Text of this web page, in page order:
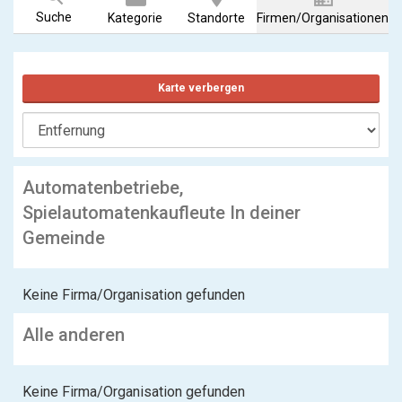
Suche Kategorie Standorte Firmen/Organisationen
Karte verbergen
Automatenbetriebe,
Spielautomatenkaufleute In deiner
Gemeinde
Keine Firma/Organisation gefunden
Alle anderen
Keine Firma/Organisation gefunden